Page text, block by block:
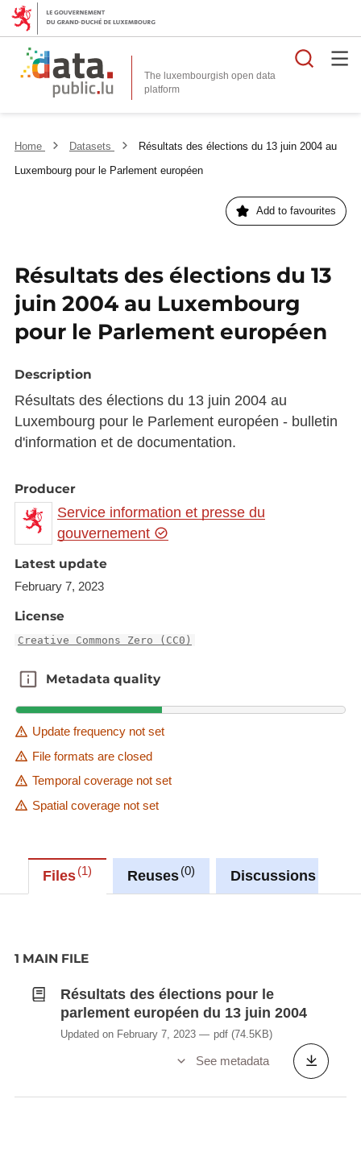
The luxembourgish open data
platform
Home Datasets
Résultats des élections du 13 juin 2004 au
Luxembourg pour le Parlement européen
Add to favourites
Résultats des élections du 13
juin 2004 au Luxembourg
pour le Parlement européen
Description
Résultats des élections du 13 juin 2004 au
Luxembourg pour le Parlement européen - bulletin
d'information et de documentation.
Producer
Service information et presse du
gouvernement
Latest update
February 7, 2023
License
Creative Commons Zero (CC0)
Metadata quality
Metadata quality
Update frequency not set
File formats are closed
Temporal coverage not set
Spatial coverage not set
Files 1 Reuses 0 Discussions
1 MAIN FILE
Résultats des élections pour le
parlement européen du 13 juin 2004
Updated on February 7, 2023 pdf (74.5KB)
See metadata